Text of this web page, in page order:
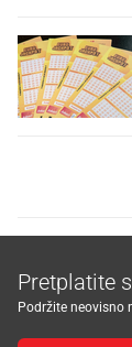
Pretplatite
Podržite neovisno